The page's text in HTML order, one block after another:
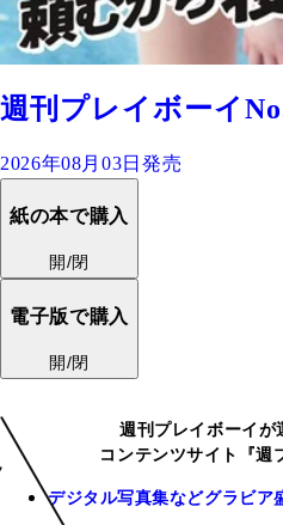
週刊プレイボーイ
2026年08月03日発売
紙の本で購入
開/閉
電子版で購入
開/閉
週刊プレイボーイが
コンテンツサイト『週
デジタル写真集などグラビア